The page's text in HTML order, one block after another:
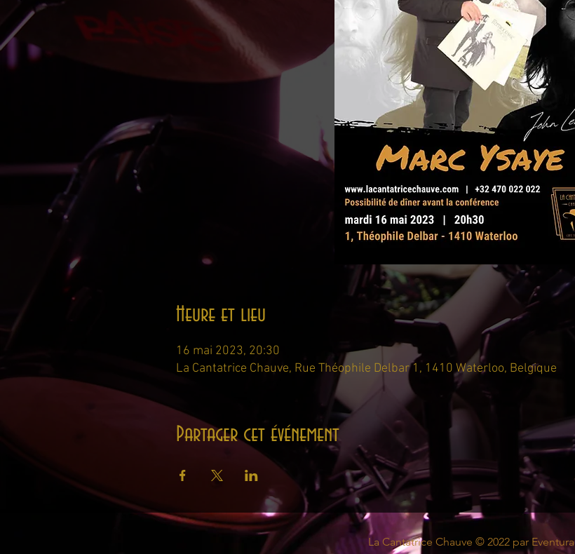
Heure et lieu
16 mai 2023, 20:30
La Cantatrice Chauve, Rue Théophile Delbar 1, 1410 Waterloo, Belgique
Partager cet événement
La Cantatrice Chauve © 2022 par Eventura